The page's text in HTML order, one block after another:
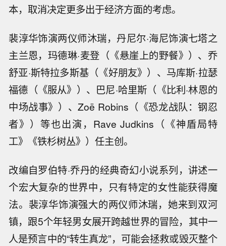
本，取消决定更多出于经济方面的考虑。
裴淳华饰演两仪师沐瑞，丹尼尔·海尼饰演七塔之
主兰恩，玛德琳·麦登（《悬崖上的野餐》）、乔
舒亚·斯特拉多斯基（《好朋友》）、马库斯·拉瑟
福德（《服从》）、巴尼·哈里斯（《比利·林恩的
中场战事》）、Zoë Robins（《恐龙战队：钢忍
者》）等也出演，Rave Judkins（《神盾局特
工》《铁杉树丛》）任主创。
改编自罗伯特·乔丹的经典奇幻小说系列，讲述一
个宏大复杂的世界中，只有特定的女性能获得魔
法。裴淳华饰演强大的两仪师沐瑞，她来到双河
镇，跟5个年轻男女展开跨越世界的冒险，其中一
人是预言中的“转生真龙”，可能会拯救或毁灭整个